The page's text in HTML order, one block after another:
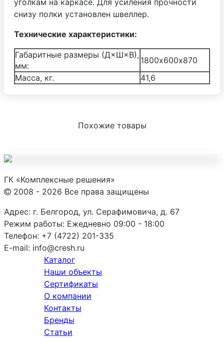
снизу полки установлен швеллер.
Технические характеристики:
Габаритные размеры (Д×Ш×В),
мм:
1800х600х870
Масса, кг.
41,6
Похожие товары
ГК «Комплексные решения»
2008 - 2026 Все права защищены
Адрес: г. Белгород, ул. Серафимовича, д. 67
Режим работы: Ежедневно 09:00 - 18:00
Телефон: +7 (4722) 201-335
E-mail: info@cresh.ru
Каталог
Наши объекты
Сертификаты
О компании
Контакты
Бренды
Статьи